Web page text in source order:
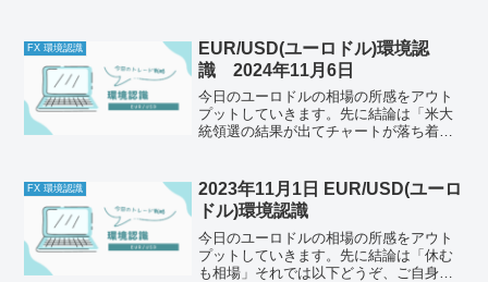
の体調はどうか今日もとくに懸念点はな
し。メンタルは安定してい...
FX 環境認識
EUR/USD(ユーロドル)環境認
識 2024年11月6日
今日のユーロドルの相場の所感をアウト
プットしていきます。先に結論は「米大
統領選の結果が出てチャートが落ち着く
緒に確認してください。今日の体調はど
うか今日もとくに懸念点は...
FX 環境認識
2023年11月1日 EUR/USD(ユーロ
ドル)環境認識
今日のユーロドルの相場の所感をアウト
プットしていきます。先に結論は「休む
も相場」それでは以下どうぞ、ご自身の